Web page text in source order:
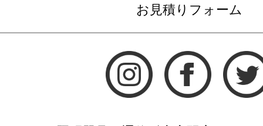
お見積りフォーム